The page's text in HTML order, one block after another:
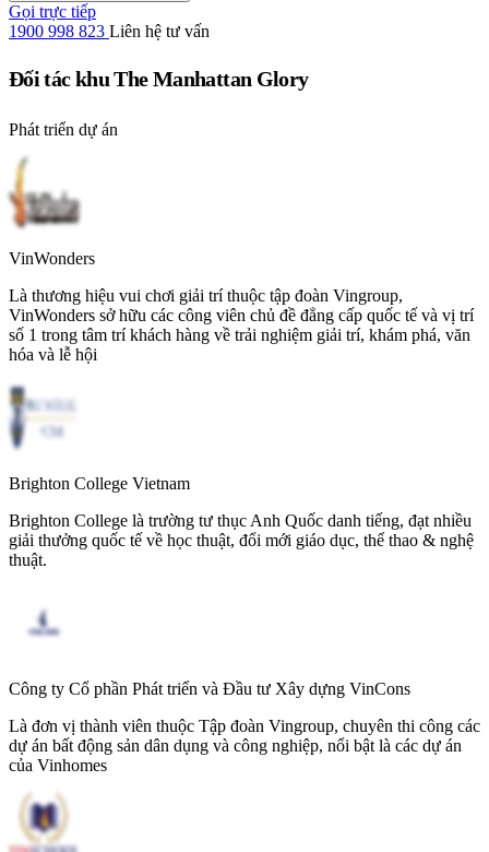
Gọi trực tiếp
1900 998 823 Liên hệ tư vấn
Đối tác khu The Manhattan Glory
Phát triển dự án
VinWonders
Là thương hiệu vui chơi giải trí thuộc tập đoàn Vingroup,
VinWonders sở hữu các công viên chủ đề đẳng cấp quốc tế và vị trí
số 1 trong tâm trí khách hàng về trải nghiệm giải trí, khám phá, văn
hóa và lễ hội
Brighton College Vietnam
Brighton College là trường tư thục Anh Quốc danh tiếng, đạt nhiều
giải thưởng quốc tế về học thuật, đổi mới giáo dục, thể thao & nghệ
thuật.
Công ty Cổ phần Phát triển và Đầu tư Xây dựng VinCons
Là đơn vị thành viên thuộc Tập đoàn Vingroup, chuyên thi công các
dự án bất động sản dân dụng và công nghiệp, nổi bật là các dự án
của Vinhomes